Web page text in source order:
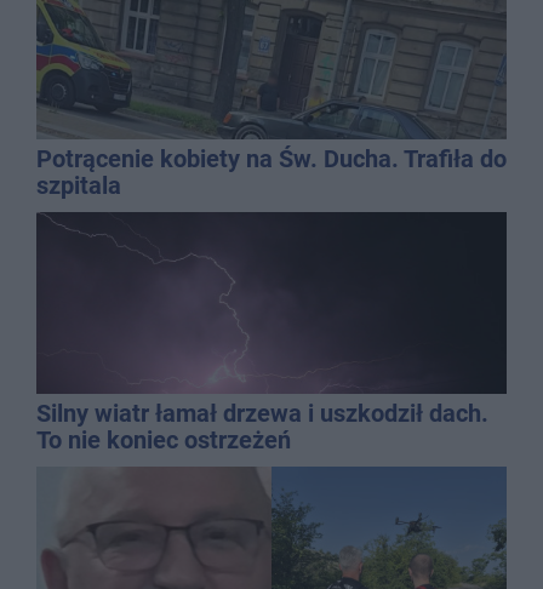
Potrącenie kobiety na Św. Ducha. Trafiła do
szpitala
Silny wiatr łamał drzewa i uszkodził dach.
To nie koniec ostrzeżeń